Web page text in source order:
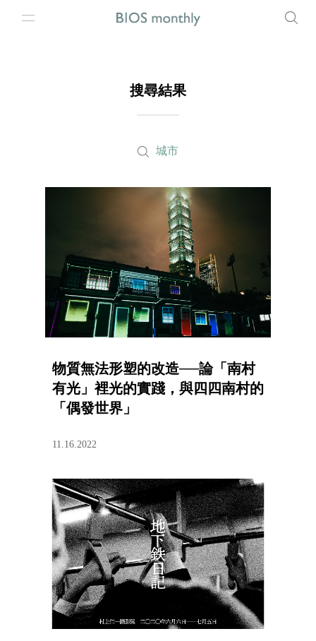
搜尋結果
城市
物質無法形塑的改造──論「南村
有光」裡光的實踐，與四四南村的
「偶發世界」
11.16.2022